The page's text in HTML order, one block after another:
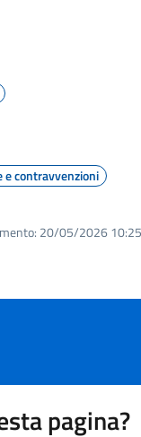
e contravvenzioni
20/05/2026
pagina?